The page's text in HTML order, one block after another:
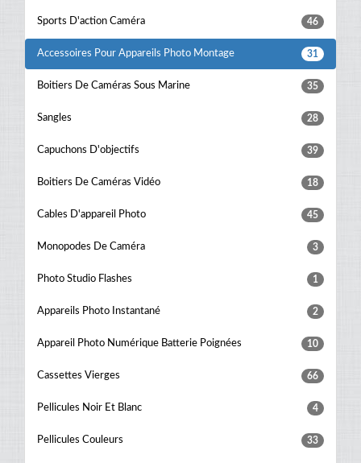
Sports D'action Caméra 46
Accessoires Pour Appareils Photo Montage 31
Boitiers De Caméras Sous Marine 35
Sangles 28
Capuchons D'objectifs 39
Boitiers De Caméras Vidéo 18
Cables D'appareil Photo 45
Monopodes De Caméra 3
Photo Studio Flashes 1
Appareils Photo Instantané 2
Appareil Photo Numérique Batterie Poignées 10
Cassettes Vierges 66
Pellicules Noir Et Blanc 4
Pellicules Couleurs 33